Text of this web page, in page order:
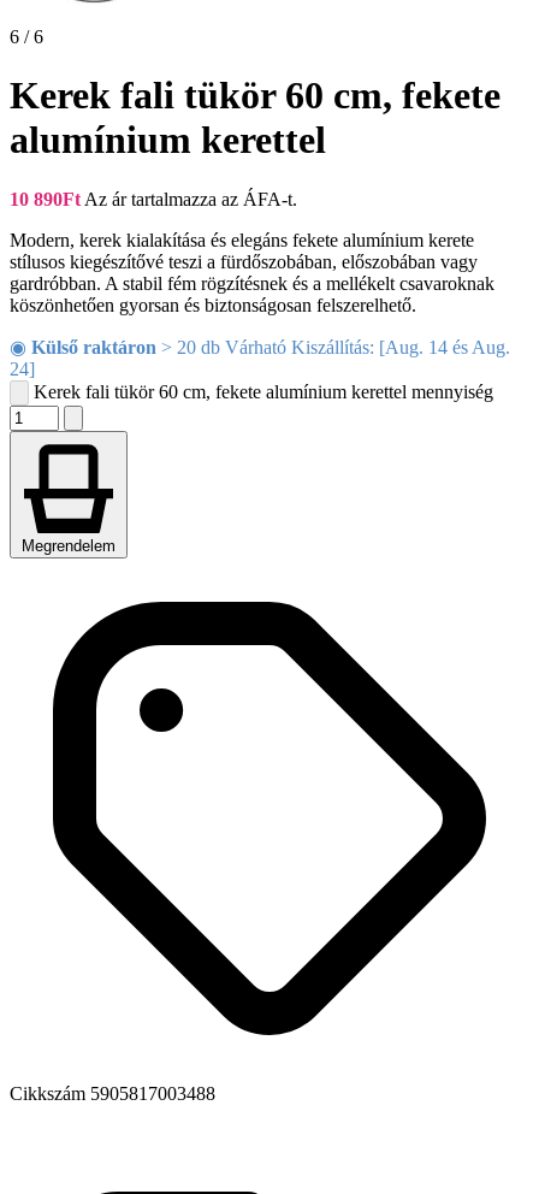
6 / 6
Kerek fali tükör 60 cm, fekete
alumínium kerettel
10 890Ft Az ár tartalmazza az ÁFA-t.
Modern, kerek kialakítása és elegáns fekete alumínium kerete
stílusos kiegészítővé teszi a fürdőszobában, előszobában vagy
gardróbban. A stabil fém rögzítésnek és a mellékelt csavaroknak
köszönhetően gyorsan és biztonságosan felszerelhető.
◉ Külső raktáron > 20 db Várható Kiszállítás: [Aug. 14 és Aug.
24]
Kerek fali tükör 60 cm, fekete alumínium kerettel mennyiség
Megrendelem
Cikkszám 5905817003488